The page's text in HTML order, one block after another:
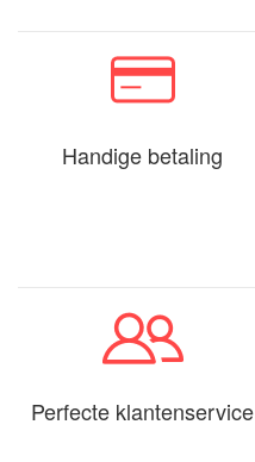
Handige betaling
Perfecte klantenservice